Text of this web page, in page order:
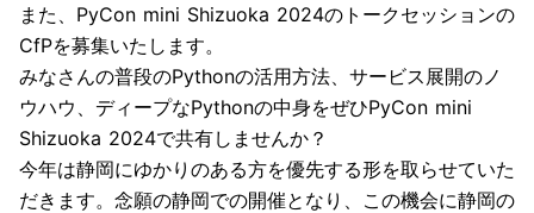
また、PyCon mini Shizuoka 2024のトークセッションの
CfPを募集いたします。
みなさんの普段のPythonの活用方法、サービス展開のノ
ウハウ、ディープなPythonの中身をぜひPyCon mini
Shizuoka 2024で共有しませんか？
今年は静岡にゆかりのある方を優先する形を取らせていた
だきます。念願の静岡での開催となり、この機会に静岡の